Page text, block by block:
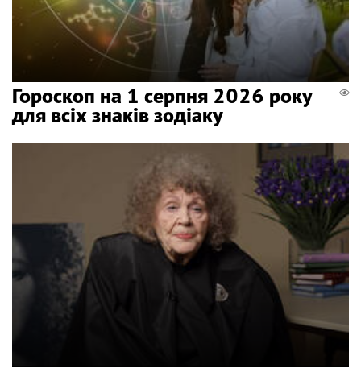
Гороскоп на 1 серпня 2026 року
для всіх знаків зодіаку